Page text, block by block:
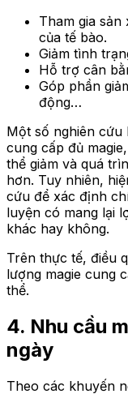
Tham gia
của tế bào.
Giảm tình
Hỗ trợ cân
Góp phần
động…
Một số nghiên cứu
cung cấp đủ
thể giảm và quá
hơn. Tuy nhiên,
cứu để xác định
luyện có mang lại
khác hay không.
Trên thực tế, điều
lượng magie cung
thể.
4. Nhu cầu
ngày
Theo các khuyến